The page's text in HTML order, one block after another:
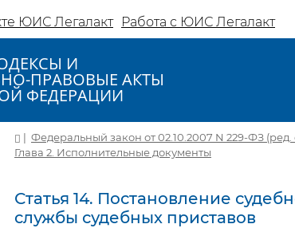
ЮИС Легалакт Работа с ЮИС Легалакт
И
ПРАВОВЫЕ АКТЫ
ФЕДЕРАЦИИ
| Федеральный закон от 02.10.2007 N 229-ФЗ
Глава 2. Исполнительные документы
Статья 14. Постановление
службы судебных приставов